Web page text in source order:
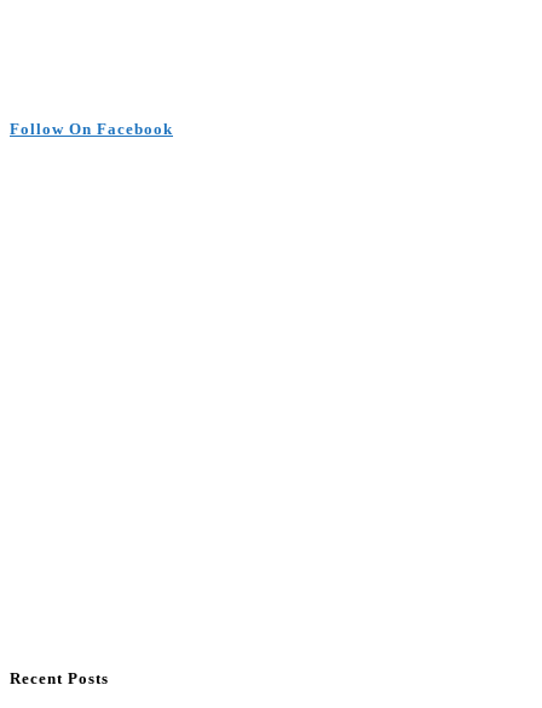
Follow On Facebook
Recent Posts